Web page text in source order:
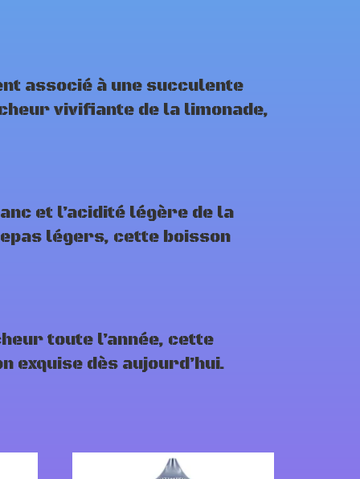
associé à une succulente
vivifiante de la limonade,
et l’acidité légère de la
légers, cette boisson
toute l’année, cette
dès aujourd’hui.